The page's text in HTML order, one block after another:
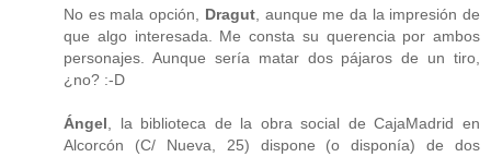
No es mala opción, Dragut, aunque me da la impresión de
que algo interesada. Me consta su querencia por ambos
personajes. Aunque sería matar dos pájaros de un tiro,
¿no? :-D
Ángel , la biblioteca de la obra social de CajaMadrid en
Alcorcón (C/ Nueva, 25) dispone (o disponía) de dos